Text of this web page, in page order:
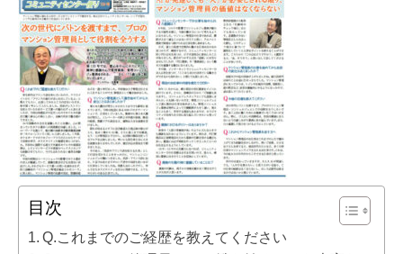
目次
Q.これまでのご経歴を教えてください